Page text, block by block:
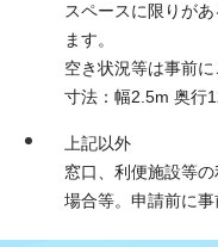
スペースに限りが
ます。
空き状況等は事前に
寸法：幅2.5m 奥行
上記以外
窓口、利便施設等
場合等。申請前に事